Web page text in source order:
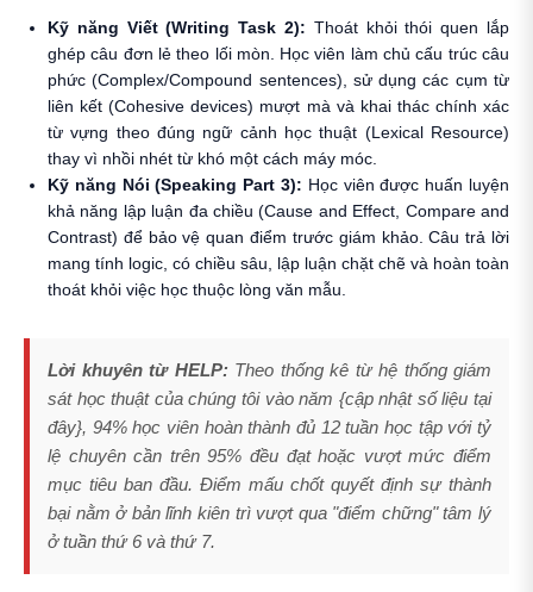
Kỹ năng Viết (Writing Task 2): Thoát khỏi thói quen lắp
ghép câu đơn lẻ theo lối mòn. Học viên làm chủ cấu trúc câu
phức (Complex/Compound sentences), sử dụng các cụm từ
liên kết (Cohesive devices) mượt mà và khai thác chính xác
từ vựng theo đúng ngữ cảnh học thuật (Lexical Resource)
thay vì nhồi nhét từ khó một cách máy móc.
Kỹ năng Nói (Speaking Part 3): Học viên được huấn luyện
khả năng lập luận đa chiều (Cause and Effect, Compare and
Contrast) để bảo vệ quan điểm trước giám khảo. Câu trả lời
mang tính logic, có chiều sâu, lập luận chặt chẽ và hoàn toàn
thoát khỏi việc học thuộc lòng văn mẫu.
Lời khuyên từ HELP: Theo thống kê từ hệ thống giám
sát học thuật của chúng tôi vào năm {cập nhật số liệu tại
đây}, 94% học viên hoàn thành đủ 12 tuần học tập với tỷ
lệ chuyên cần trên 95% đều đạt hoặc vượt mức điểm
mục tiêu ban đầu. Điểm mấu chốt quyết định sự thành
bại nằm ở bản lĩnh kiên trì vượt qua "điểm chững" tâm lý
ở tuần thứ 6 và thứ 7.